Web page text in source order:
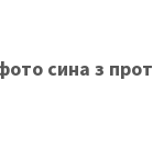
сина з